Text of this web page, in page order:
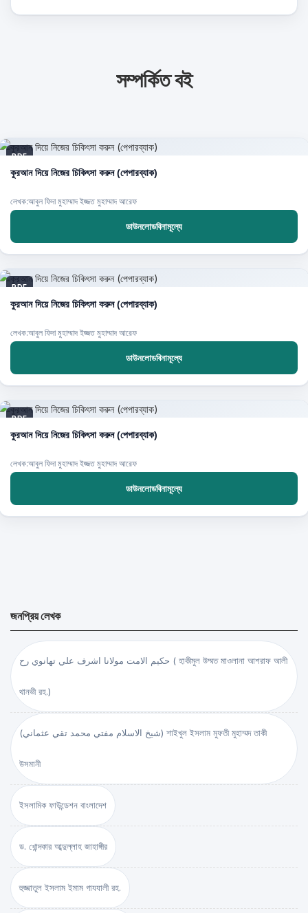
সম্পর্কিত বই
PDF
কুরআন দিয়ে নিজের চিকিৎসা করুন (পেপারব্যাক)
লেখক:আবুল ফিদা মুহাম্মাদ ইজ্জত মুহাম্মাদ আরেফ
ডাউনলোডবিনামূল্যে
PDF
কুরআন দিয়ে নিজের চিকিৎসা করুন (পেপারব্যাক)
লেখক:আবুল ফিদা মুহাম্মাদ ইজ্জত মুহাম্মাদ আরেফ
ডাউনলোডবিনামূল্যে
PDF
কুরআন দিয়ে নিজের চিকিৎসা করুন (পেপারব্যাক)
লেখক:আবুল ফিদা মুহাম্মাদ ইজ্জত মুহাম্মাদ আরেফ
ডাউনলোডবিনামূল্যে
জনপ্রিয় লেখক
حكيم الامت مولانا اشرف علي تهانوي رح ( হাকীমুল উম্মত মাওলানা আশরাফ আলী
থানভী রহ.)
(شيخ الاسلام مفتي محمد تقي عثماني) শাইখুল ইসলাম মুফতী মুহাম্মদ তাকী
উসমানী
ইসলামিক ফাউন্ডেশন বাংলাদেশ
ড. খোন্দকার আব্দুল্লাহ জাহাঙ্গীর
হুজ্জাতুল ইসলাম ইমাম গাযযালী রহ.